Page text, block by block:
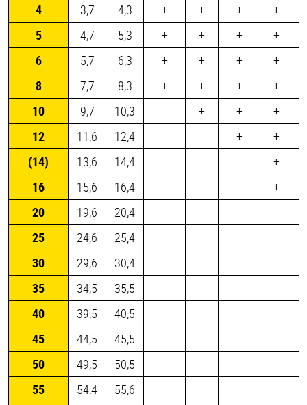
4
3,7 4,3 + + +
+
5
4,7 5,3 + + +
+
6
5,7 6,3 + + +
+
8
7,7 8,3 + + +
+
10
9,7 10,3 + +
+
12
11,6 12,4 +
+
(14)
13,6 14,4
+
16
15,6 16,4
+
20
19,6
20,4
25
24,6
25,4
30
29,6
30,4
35
34,5
35,5
40
39,5
40,5
45
44,5
45,5
50
49,5
50,5
55
54,4
55,6